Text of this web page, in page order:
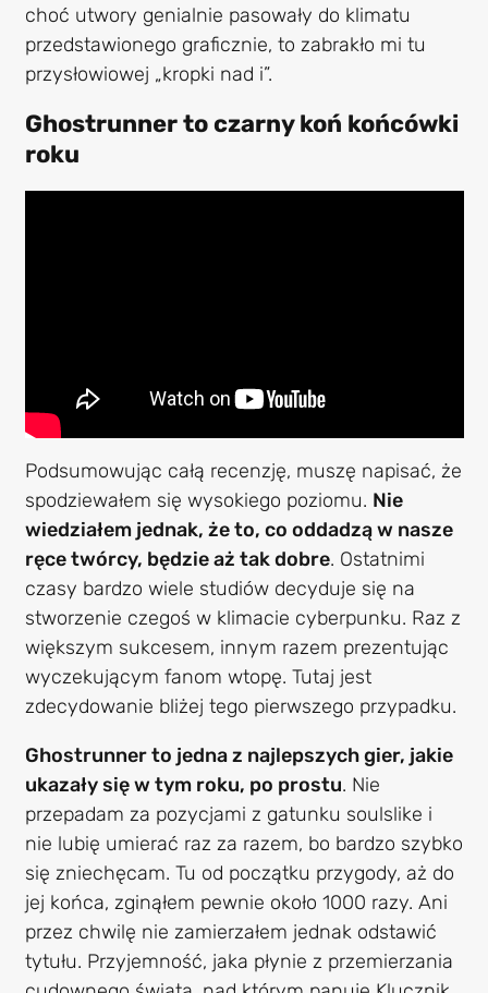
choć utwory genialnie pasowały do klimatu
przedstawionego graficznie, to zabrakło mi tu
przysłowiowej „kropki nad i”.
Ghostrunner to czarny koń końcówki
roku
Podsumowując całą recenzję, muszę napisać, że
spodziewałem się wysokiego poziomu. Nie
wiedziałem jednak, że to, co oddadzą w nasze
ręce twórcy, będzie aż tak dobre. Ostatnimi
czasy bardzo wiele studiów decyduje się na
stworzenie czegoś w klimacie cyberpunku. Raz z
większym sukcesem, innym razem prezentując
wyczekującym fanom wtopę. Tutaj jest
zdecydowanie bliżej tego pierwszego przypadku.
Ghostrunner to jedna z najlepszych gier, jakie
ukazały się w tym roku, po prostu. Nie
przepadam za pozycjami z gatunku soulslike i
nie lubię umierać raz za razem, bo bardzo szybko
się zniechęcam. Tu od początku przygody, aż do
jej końca, zginąłem pewnie około 1000 razy. Ani
przez chwilę nie zamierzałem jednak odstawić
tytułu. Przyjemność, jaka płynie z przemierzania